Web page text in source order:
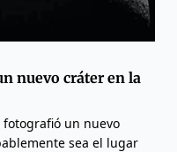
nuevo cráter en la
fotografió un nuevo
sea el lugar